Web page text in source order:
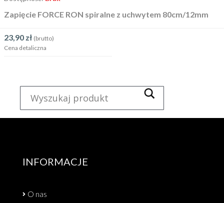
Zapięcie FORCE RON spiralne z uchwytem 80cm/12mm
23,90 zł (brutto)
Cena detaliczna
INFORMACJE
O nas